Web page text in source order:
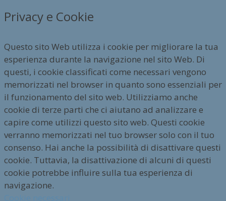
Privacy e Cookie
Questo sito Web utilizza i cookie per migliorare la tua
esperienza durante la navigazione nel sito Web. Di
questi, i cookie classificati come necessari vengono
memorizzati nel browser in quanto sono essenziali per
il funzionamento del sito web. Utilizziamo anche
cookie di terze parti che ci aiutano ad analizzare e
capire come utilizzi questo sito web. Questi cookie
verranno memorizzati nel tuo browser solo con il tuo
consenso. Hai anche la possibilità di disattivare questi
cookie. Tuttavia, la disattivazione di alcuni di questi
cookie potrebbe influire sulla tua esperienza di
navigazione.